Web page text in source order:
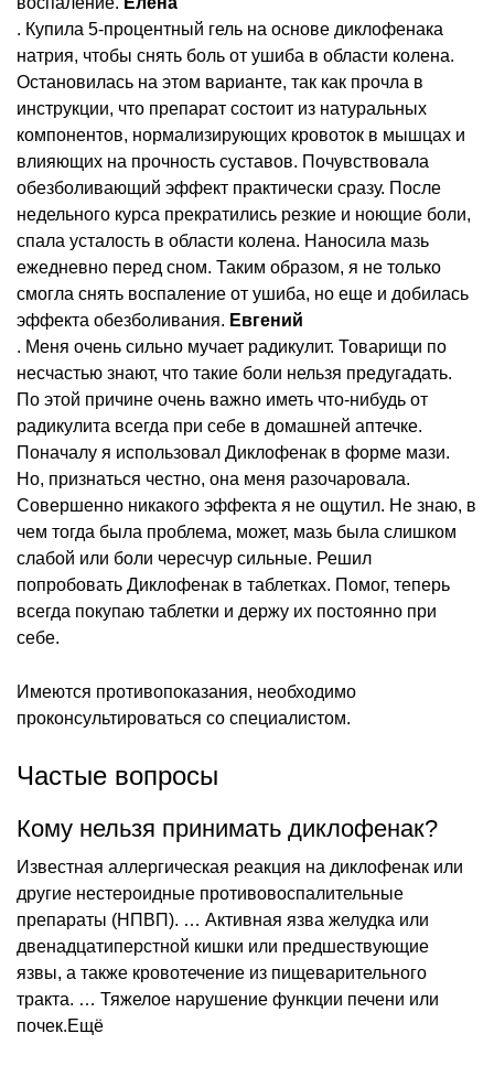
. Купила 5-процентный гель на основе диклофенака
натрия, чтобы снять боль от ушиба в области колена.
Остановилась на этом варианте, так как прочла в
инструкции, что препарат состоит из натуральных
компонентов, нормализирующих кровоток в мышцах и
влияющих на прочность суставов. Почувствовала
обезболивающий эффект практически сразу. После
недельного курса прекратились резкие и ноющие боли,
спала усталость в области колена. Наносила мазь
ежедневно перед сном. Таким образом, я не только
смогла снять воспаление от ушиба, но еще и добилась
эффекта обезболивания. Евгений
. Меня очень сильно мучает радикулит. Товарищи по
несчастью знают, что такие боли нельзя предугадать.
По этой причине очень важно иметь что-нибудь от
радикулита всегда при себе в домашней аптечке.
Поначалу я использовал Диклофенак в форме мази.
Но, признаться честно, она меня разочаровала.
Совершенно никакого эффекта я не ощутил. Не знаю, в
чем тогда была проблема, может, мазь была слишком
слабой или боли чересчур сильные. Решил
попробовать Диклофенак в таблетках. Помог, теперь
всегда покупаю таблетки и держу их постоянно при
себе.
Имеются противопоказания, необходимо
проконсультироваться со специалистом.
Частые вопросы
Кому нельзя принимать диклофенак?
Известная аллергическая реакция на диклофенак или
другие нестероидные противовоспалительные
препараты (НПВП). … Активная язва желудка или
двенадцатиперстной кишки или предшествующие
язвы, а также кровотечение из пищеварительного
тракта. … Тяжелое нарушение функции печени или
почек.Ещё